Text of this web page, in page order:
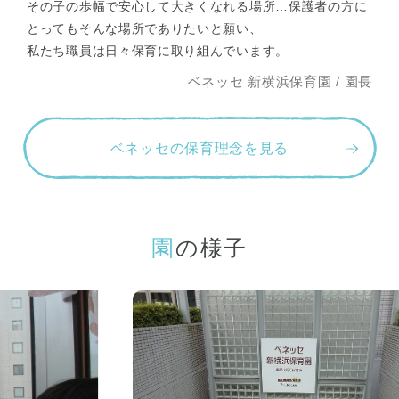
その子の歩幅で安心して大きくなれる場所…保護者の方に
とってもそんな場所でありたいと願い、
私たち職員は日々保育に取り組んでいます。
ベネッセ 新横浜保育園 / 園長
ベネッセの保育理念を見る
園の様子